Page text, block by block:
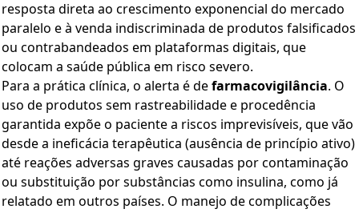
resposta direta ao crescimento exponencial do mercado
paralelo e à venda indiscriminada de produtos falsificados
ou contrabandeados em plataformas digitais, que
colocam a saúde pública em risco severo.
Para a prática clínica, o alerta é defarmacovigilância. O
uso de produtos sem rastreabilidade e procedência
garantida expõe o paciente a riscos imprevisíveis, que vão
desde a ineficácia terapêutica (ausência de princípio ativo)
até reações adversas graves causadas por contaminação
ou substituição por substâncias como insulina, como já
relatado em outros países. O manejo de complicações